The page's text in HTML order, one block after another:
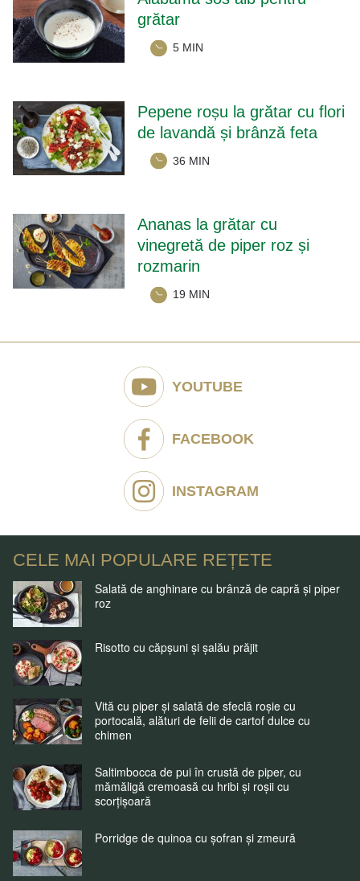
grătar
5 MIN
Pepene roșu la grătar cu flori
de lavandă și brânză feta
36 MIN
Ananas la grătar cu
vinegretă de piper roz și
rozmarin
19 MIN
YOUTUBE
FACEBOOK
INSTAGRAM
CELE MAI POPULARE REȚETE
Salată de anghinare cu brânză de capră și piper
roz
Risotto cu căpșuni și șalău prăjit
Vită cu piper și salată de sfeclă roșie cu
portocală, alături de felii de cartof dulce cu
chimen
Saltimbocca de pui în crustă de piper, cu
mămăligă cremoasă cu hribi și roșii cu
scorțișoară
Porridge de quinoa cu șofran și zmeură